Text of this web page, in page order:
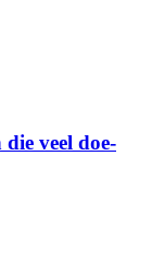
veel doe-